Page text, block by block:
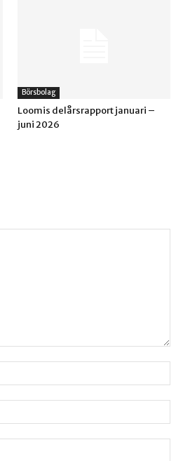
Börsbolag
Loomis delårsrapport januari –
juni 2026